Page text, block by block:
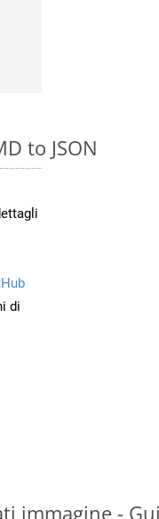
to JSON
di
immagine -